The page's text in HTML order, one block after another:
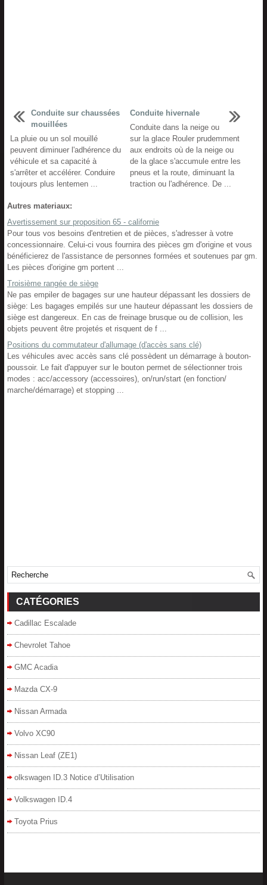
Conduite sur chaussées
mouillées
La pluie ou un sol mouillé
peuvent diminuer l'adhérence du
véhicule et sa capacité à
s'arrêter et accélérer. Conduire
toujours plus lentemen ...
Conduite hivernale
Conduite dans la neige ou
sur la glace Rouler prudemment
aux endroits où de la neige ou
de la glace s'accumule entre les
pneus et la route, diminuant la
traction ou l'adhérence. De ...
Autres materiaux:
Avertissement sur proposition 65 - californie
Pour tous vos besoins d'entretien et de pièces, s'adresser à votre
concessionnaire. Celui-ci vous fournira des pièces gm d'origine et vous
bénéficierez de l'assistance de personnes formées et soutenues par gm.
Les pièces d'origine gm portent ...
Troisième rangée de siège
Ne pas empiler de bagages sur une hauteur dépassant les dossiers de
siège: Les bagages empilés sur une hauteur dépassant les dossiers de
siège est dangereux. En cas de freinage brusque ou de collision, les
objets peuvent être projetés et risquent de f ...
Positions du commutateur d'allumage (d'accès sans clé)
Les véhicules avec accès sans clé possèdent un démarrage à bouton-
poussoir. Le fait d'appuyer sur le bouton permet de sélectionner trois
modes : acc/accessory (accessoires), on/run/start (en fonction/
marche/démarrage) et stopping ...
CATÉGORIES
Cadillac Escalade
Chevrolet Tahoe
GMC Acadia
Mazda CX-9
Nissan Armada
Volvo XC90
Nissan Leaf (ZE1)
olkswagen ID.3 Notice d’Utilisation
Volkswagen ID.4
Toyota Prius